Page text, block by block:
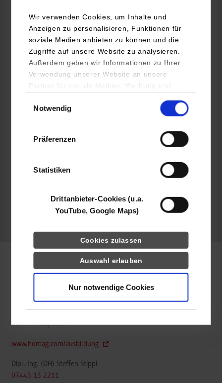
Wir verwenden Cookies, um Inhalte und
Anzeigen zu personalisieren, Funktionen für
soziale Medien anbieten zu können und die
Zugriffe auf unsere Website zu analysieren.
Außerdem geben wir Informationen zu Ihrer
Verwendung unserer Website an unsere
Partner für soziale Medien, Werbung und
YouTube, Google Maps) führen diese
Daten zusammen, die Sie ihnen bereitgestellt
haben oder die sie im Rahmen Ihrer Nutzung
Notwendig
Präferenzen
Statistiken
Drittanbieter-Cookies (u.a.
YouTube, Google Maps)
Cookies zulassen
Auswahl erlauben
Nur notwendige Cookies
Maschinenbau / Produktionstechnik
HOMAG GmbH
Homagstr. 3 - 5
72296 Schopfloch
www.homag.com/ausbildung
Dipl.-Ing. (DH) Steffen Stippl
steffen.stippl@homag.de
Maschinenbau / Konstruktion und Entwicklung
HOMAG GmbH
Homagstr. 3 - 5
72296 Schopfloch
www.homag.com/ausbildung
Dipl.-Ing. (DH) Steffen Stippl
07443 13 2211